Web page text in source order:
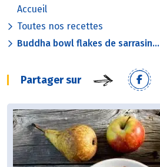
Accueil
Toutes nos recettes
Buddha bowl flakes de sarrasin...
Partager sur